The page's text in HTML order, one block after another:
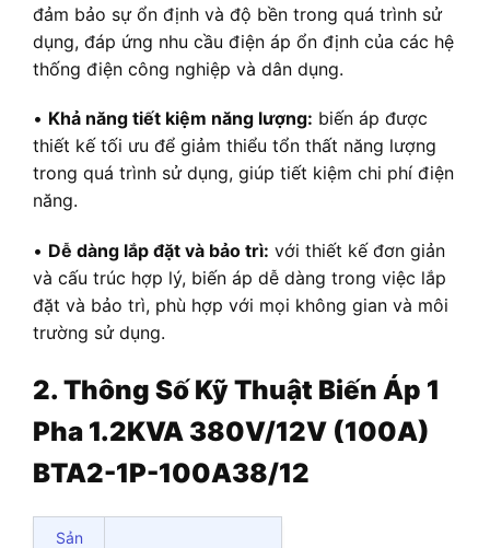
đảm bảo sự ổn định và độ bền trong quá trình sử
dụng, đáp ứng nhu cầu điện áp ổn định của các hệ
thống điện công nghiệp và dân dụng.
• Khả năng tiết kiệm năng lượng: biến áp được
thiết kế tối ưu để giảm thiểu tổn thất năng lượng
trong quá trình sử dụng, giúp tiết kiệm chi phí điện
năng.
• Dễ dàng lắp đặt và bảo trì: với thiết kế đơn giản
và cấu trúc hợp lý, biến áp dễ dàng trong việc lắp
đặt và bảo trì, phù hợp với mọi không gian và môi
trường sử dụng.
2. Thông Số Kỹ Thuật Biến Áp 1
Pha 1.2KVA 380V/12V (100A)
BTA2-1P-100A38/12
Sản